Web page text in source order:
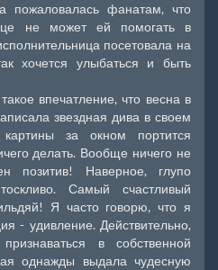
пожаловалась фанатам, что
не может ей помогать в
посетовала на
хочется улыбаться и быть
впечатление, что весна в
звездная дива в своем
за окном портится
делать. Вообще ничего не
позитив! Наверное, глупо
Самый счастливый
Я часто говорю, что я
- удивление. Действительно,
в собственной
однажды выдала чудесную